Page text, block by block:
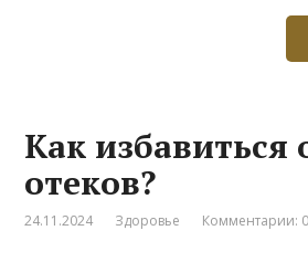
Как избавиться
отеков?
24.11.2024 Здоровье Комментарии: 0